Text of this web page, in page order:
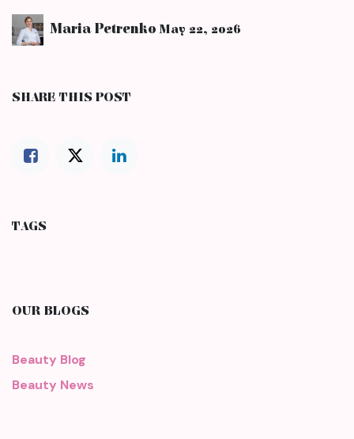
Maria Petrenko May 22, 2026
SHARE THIS POST
TAGS
OUR BLOGS
Beauty Blog
Beauty News